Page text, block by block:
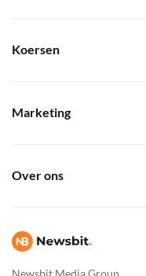
Newsbit Media Group
Koersen
Marketing
Over ons